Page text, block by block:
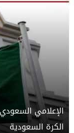
الإعلامي
الكرة السعودية